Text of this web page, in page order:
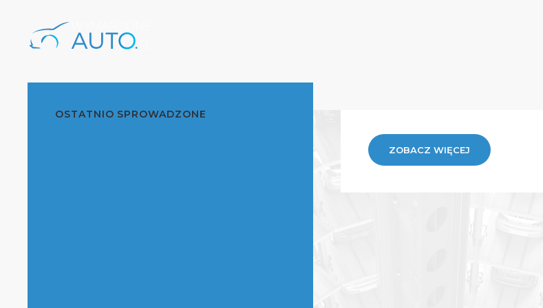
OSTATNIO SPROWADZONE
ZOBACZ WIĘCEJ